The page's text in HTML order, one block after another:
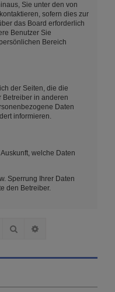
Sie unter den von
sofern dies zur
das Board erforderlich
Benutzer Sie
Bereich
der Seiten, die die
Betreiber in anderen
Daten
informieren.
welche Daten
Sperrung Ihrer Daten
den Betreiber.
Suche